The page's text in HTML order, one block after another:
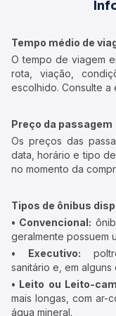
Tempo médio de
O tempo de viagem
rota, viação,
escolhido. Consulte a
Preço da passagem
Os preços das
data, horário e tipo
no momento da
Tipos de ônibus
• Convencional:
geralmente possuem
• Executivo:
sanitário e, em alguns
• Leito ou Leito-
mais longas, com ar-
água mineral.